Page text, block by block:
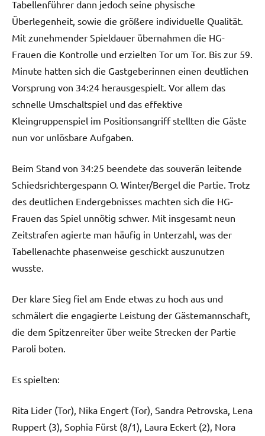
Tabellenführer dann jedoch seine physische
Überlegenheit, sowie die größere individuelle Qualität.
Mit zunehmender Spieldauer übernahmen die HG-
Frauen die Kontrolle und erzielten Tor um Tor. Bis zur 59.
Minute hatten sich die Gastgeberinnen einen deutlichen
Vorsprung von 34:24 herausgespielt. Vor allem das
schnelle Umschaltspiel und das effektive
Kleingruppenspiel im Positionsangriff stellten die Gäste
nun vor unlösbare Aufgaben.
Beim Stand von 34:25 beendete das souverän leitende
Schiedsrichtergespann O. Winter/Bergel die Partie. Trotz
des deutlichen Endergebnisses machten sich die HG-
Frauen das Spiel unnötig schwer. Mit insgesamt neun
Zeitstrafen agierte man häufig in Unterzahl, was der
Tabellenachte phasenweise geschickt auszunutzen
wusste.
Der klare Sieg fiel am Ende etwas zu hoch aus und
schmälert die engagierte Leistung der Gästemannschaft,
die dem Spitzenreiter über weite Strecken der Partie
Paroli boten.
Es spielten:
Rita Lider (Tor), Nika Engert (Tor), Sandra Petrovska, Lena
Ruppert (3), Sophia Fürst (8/1), Laura Eckert (2), Nora